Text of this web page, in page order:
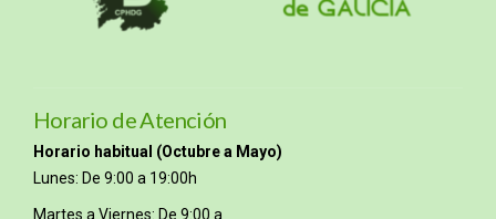
Horario de Atención
Horario habitual (Octubre a Mayo)
Lunes: De 9:00 a 19:00h
Martes a Viernes: De 9:00 a